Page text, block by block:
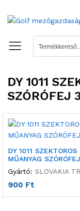
DY 1011
SZÓRÓFEJ
DY 1011 SZEKTOROS
MŰANYAG
Gyártó: SLOVAKIA
900 Ft